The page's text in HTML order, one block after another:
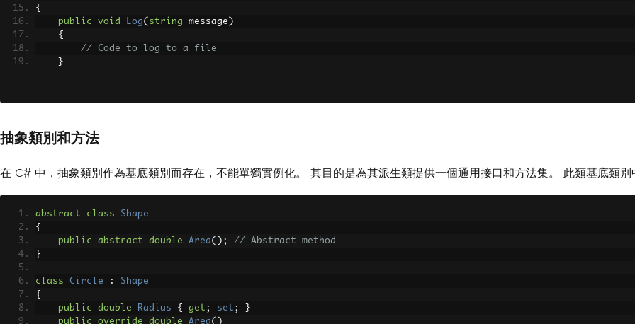
{
public
void Log( string message )
{
// Code to log to a file
}
抽象類別和方法
在 C# 中，抽象類別作為基底類別而存在，不能單獨實例化。 其目的是為其派生類提供一個通用接口和方法集。 此類基底類別
abstract class
Shape
{
public
abstract double Area();
// Abstract method
}
class Circle :
Shape
{
public
double Radius { get ; set ;
}
public
override double Area()